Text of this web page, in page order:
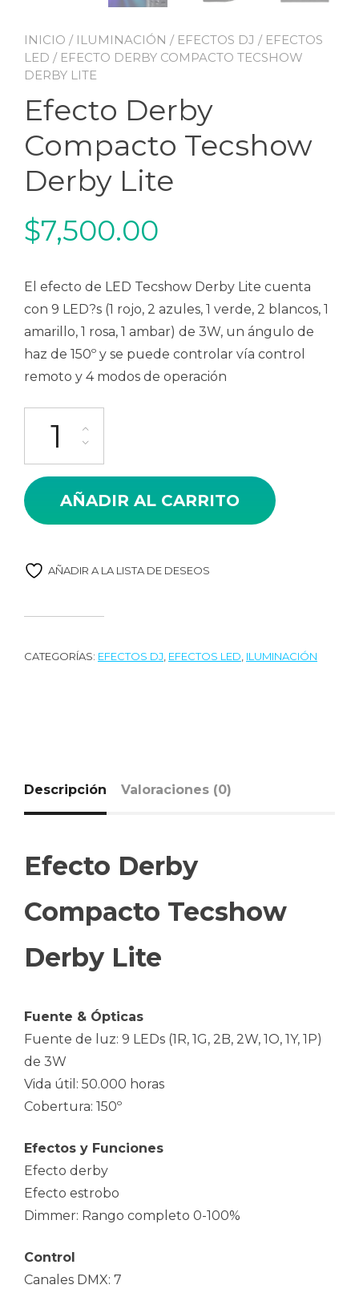
INICIO / ILUMINACIÓN / EFECTOS DJ / EFECTOS
LED / EFECTO DERBY COMPACTO TECSHOW
DERBY LITE
Efecto Derby
Compacto Tecshow
Derby Lite
$7,500.00
El efecto de LED Tecshow Derby Lite cuenta
con 9 LED?s (1 rojo, 2 azules, 1 verde, 2 blancos, 1
amarillo, 1 rosa, 1 ambar) de 3W, un ángulo de
haz de 150º y se puede controlar vía control
remoto y 4 modos de operación
AÑADIR AL CARRITO
AÑADIR A LA LISTA DE DESEOS
CATEGORÍAS: EFECTOS DJ EFECTOS LED ILUMINACIÓN
Descripción Valoraciones (0)
Efecto Derby
Compacto Tecshow
Derby Lite
Fuente & Ópticas
Fuente de luz: 9 LEDs (1R, 1G, 2B, 2W, 1O, 1Y, 1P)
de 3W
Vida útil: 50.000 horas
Cobertura: 150º
Efectos y Funciones
Efecto derby
Efecto estrobo
Dimmer: Rango completo 0-100%
Control
Canales DMX: 7